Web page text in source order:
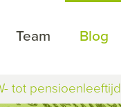
Team Blog
tot pensioenleeftijd